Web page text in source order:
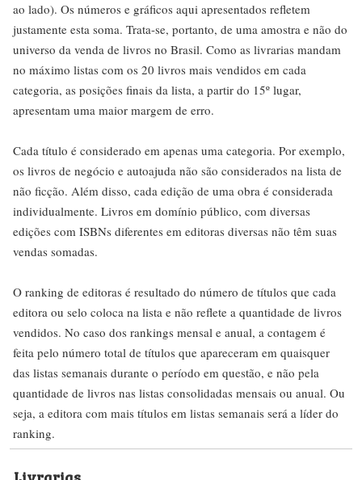
ao lado). Os números e gráficos aqui apresentados refletem
justamente esta soma. Trata-se, portanto, de uma amostra e não do
universo da venda de livros no Brasil. Como as livrarias mandam
no máximo listas com os 20 livros mais vendidos em cada
categoria, as posições finais da lista, a partir do 15º lugar,
apresentam uma maior margem de erro.
Cada título é considerado em apenas uma categoria. Por exemplo,
os livros de negócio e autoajuda não são considerados na lista de
não ficção. Além disso, cada edição de uma obra é considerada
individualmente. Livros em domínio público, com diversas
edições com ISBNs diferentes em editoras diversas não têm suas
vendas somadas.
O ranking de editoras é resultado do número de títulos que cada
editora ou selo coloca na lista e não reflete a quantidade de livros
vendidos. No caso dos rankings mensal e anual, a contagem é
feita pelo número total de títulos que apareceram em quaisquer
das listas semanais durante o período em questão, e não pela
quantidade de livros nas listas consolidadas mensais ou anual. Ou
seja, a editora com mais títulos em listas semanais será a líder do
ranking.